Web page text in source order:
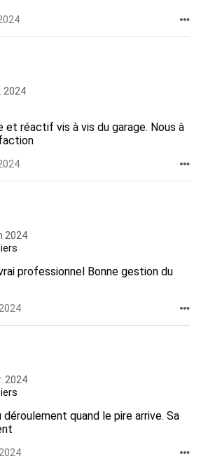
2024
réactif vis à vis du garage. Nous à
2024
professionnel Bonne gestion du
2024
quand le pire arrive. Sa